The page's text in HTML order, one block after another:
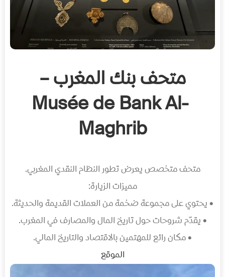
متحف بنك المغرب –
Musée de Bank Al-
Maghrib
متحف متخصص يعرض تطور النظام النقدي المغربي.
مميزات الزيارة:
• يحتوي على مجموعة ضخمة من العملات القديمة والحديثة.
• يقدّم شروحات حول تاريخ المال والمصارف في المغرب.
• مكان رائع للمهتمين بالاقتصاد والتاريخ المالي.
الموقع